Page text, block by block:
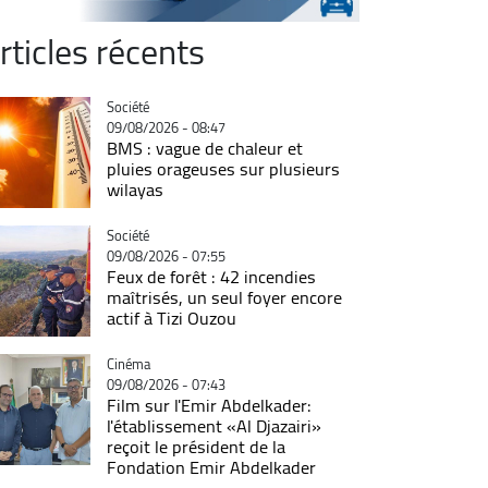
récents
Catégorie
Société
09/08/2026 - 08:47
BMS : vague de chaleur et
pluies orageuses sur plusieurs
wilayas
Catégorie
Société
09/08/2026 - 07:55
Feux de forêt : 42 incendies
maîtrisés, un seul foyer encore
actif à Tizi Ouzou
Catégorie
Cinéma
09/08/2026 - 07:43
Film sur l'Emir Abdelkader:
l'établissement «Al Djazairi»
reçoit le président de la
Fondation Emir Abdelkader